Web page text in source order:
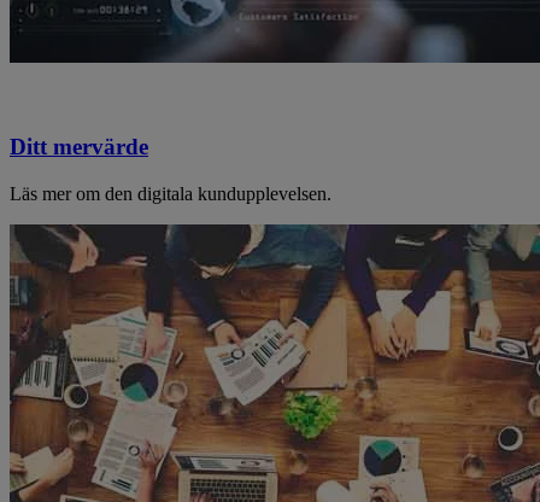
Ditt mervärde
Läs mer om den digitala kundupplevelsen.